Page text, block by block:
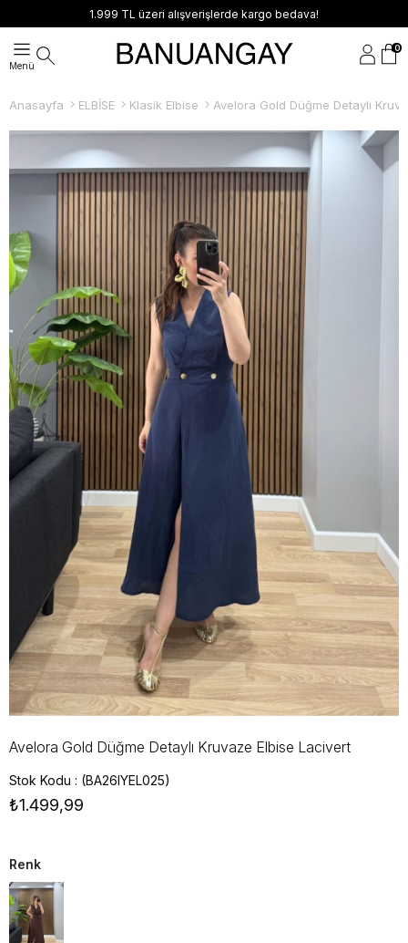
1.999 TL üzeri alışverişlerde kargo bedava!
0
Anasayfa ELBİSE Klasik Elbise Avelora Gold Düğme Detaylı
Avelora Gold Düğme Detaylı Kruvaze Elbise Lacivert
Stok Kodu (BA26IYEL025)
₺1.499,99
Renk